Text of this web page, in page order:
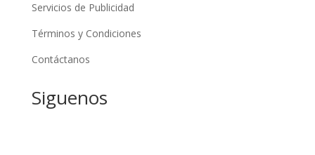
Servicios de Publicidad
Términos y Condiciones
Contáctanos
Siguenos